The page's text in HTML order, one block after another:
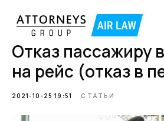
Отказ пассажиру
на рейс (отказ в
2021-10-25 19:51 СТАТЬИ